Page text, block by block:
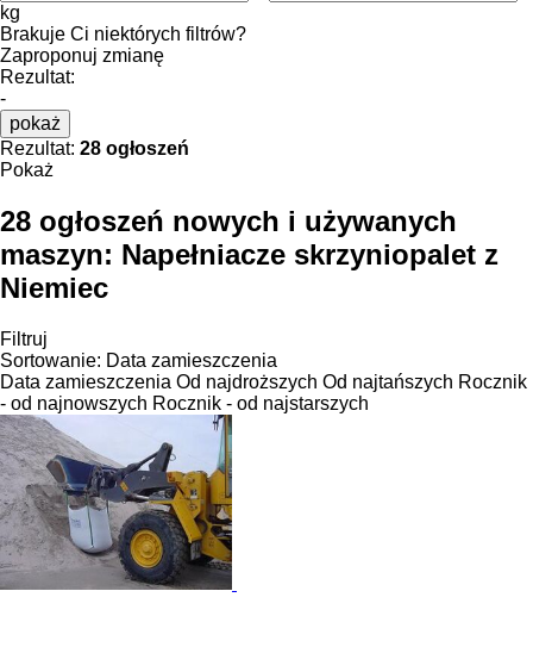
kg
Brakuje Ci niektórych filtrów?
Zaproponuj zmianę
Rezultat:
-
pokaż
Rezultat: 28 ogłoszeń
Pokaż
28 ogłoszeń nowych i używanych
maszyn: Napełniacze skrzyniopalet z
Niemiec
Filtruj
Sortowanie: Data zamieszczenia
Data zamieszczenia Od najdroższych Od najtańszych Rocznik
- od najnowszych Rocznik - od najstarszych